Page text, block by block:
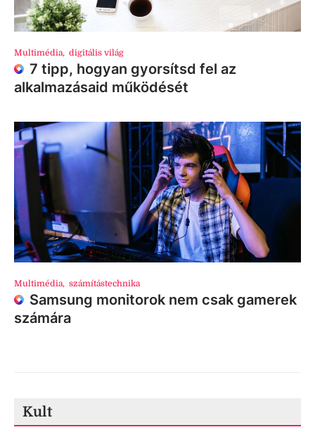
Multimédia, digitális világ
7 tipp, hogyan gyorsítsd fel az
alkalmazásaid működését
Multimédia, számítástechnika
Samsung monitorok nem csak gamerek
számára
Kult